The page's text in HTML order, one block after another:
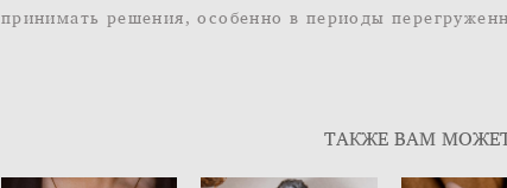
принимать решения, особенно в периоды
ТАКЖЕ ВАМ